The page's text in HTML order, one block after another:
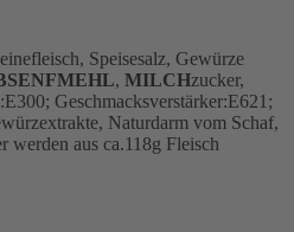
Speisesalz, Gewürze
, MILCHzucker,
Geschmacksverstärker:E621;
Naturdarm vom Schaf,
aus ca.118g Fleisch